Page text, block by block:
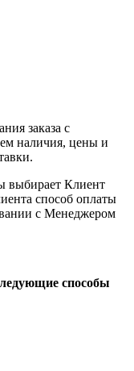
заказа с
наличия, цены и
выбирает Клиент
способ оплаты
с Менеджером
способы